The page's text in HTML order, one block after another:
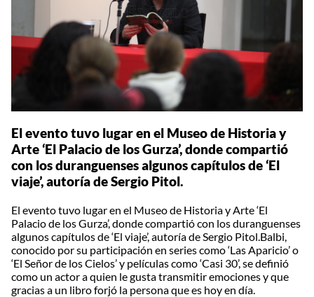
El evento tuvo lugar en el Museo de Historia y
Arte ‘El Palacio de los Gurza’, donde compartió
con los duranguenses algunos capítulos de ‘El
viaje’, autoría de Sergio Pitol.
El evento tuvo lugar en el Museo de Historia y Arte ‘El
Palacio de los Gurza’, donde compartió con los duranguenses
algunos capítulos de ‘El viaje’, autoría de Sergio Pitol.Balbi,
conocido por su participación en series como ‘Las Aparicio’ o
‘El Señor de los Cielos’ y películas como ‘Casi 30’, se definió
como un actor a quien le gusta transmitir emociones y que
gracias a un libro forjó la persona que es hoy en día.